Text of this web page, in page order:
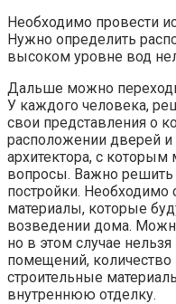
Необходимо провести
Нужно определить
высоком уровне вод
Дальше можно
У каждого человека,
свои представления о
расположении дверей и
архитектора, с
вопросы. Важно
постройки. Необходимо
материалы, которые
возведении дома.
но в этом случае
помещений,
строительные
внутреннюю отделку.